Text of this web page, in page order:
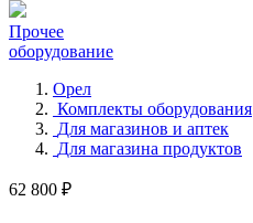
Прочее
оборудование
Орел
Комплекты оборудования
Для магазинов и аптек
Для магазина продуктов
62 800 ₽